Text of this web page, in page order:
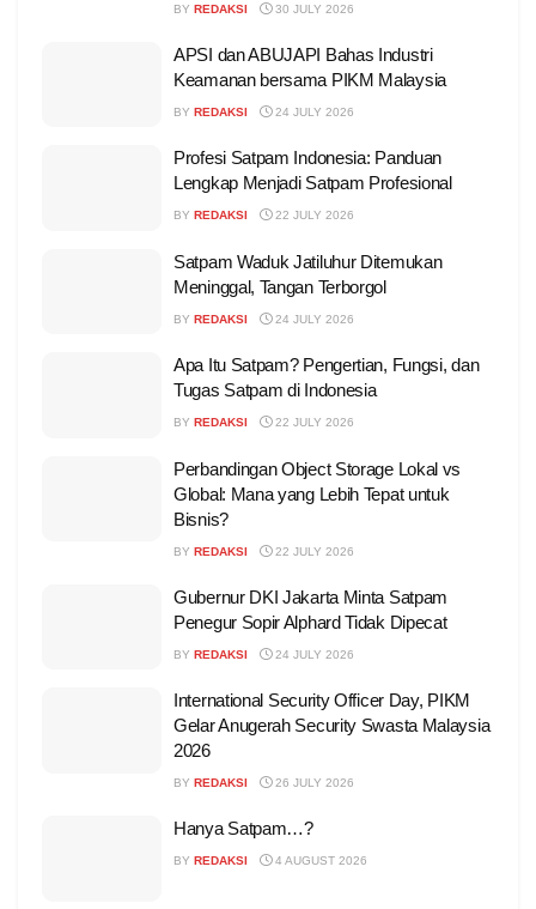
BY REDAKSI 30 JULY 2026
APSI dan ABUJAPI Bahas Industri
Keamanan bersama PIKM Malaysia
BY REDAKSI 24 JULY 2026
Profesi Satpam Indonesia: Panduan
Lengkap Menjadi Satpam Profesional
BY REDAKSI 22 JULY 2026
Satpam Waduk Jatiluhur Ditemukan
Meninggal, Tangan Terborgol
BY REDAKSI 24 JULY 2026
Apa Itu Satpam? Pengertian, Fungsi, dan
Tugas Satpam di Indonesia
BY REDAKSI 22 JULY 2026
Perbandingan Object Storage Lokal vs
Global: Mana yang Lebih Tepat untuk
Bisnis?
BY REDAKSI 22 JULY 2026
Gubernur DKI Jakarta Minta Satpam
Penegur Sopir Alphard Tidak Dipecat
BY REDAKSI 24 JULY 2026
International Security Officer Day, PIKM
Gelar Anugerah Security Swasta Malaysia
2026
BY REDAKSI 26 JULY 2026
Hanya Satpam…?
BY REDAKSI 4 AUGUST 2026